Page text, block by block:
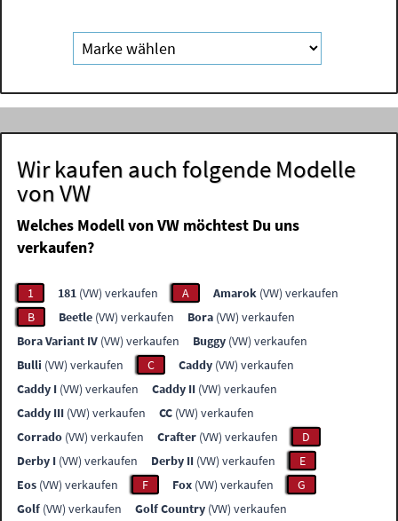
Wir kaufen auch folgende Modelle
von VW
Welches Modell von VW möchtest Du uns
verkaufen?
1 181 (VW) verkaufen A Amarok (VW) verkaufen
B
Beetle (VW) verkaufen Bora (VW) verkaufen
Bora Variant IV (VW) verkaufen Buggy (VW) verkaufen
Bulli (VW) verkaufen C Caddy (VW) verkaufen
Caddy I (VW) verkaufen Caddy II (VW) verkaufen
Caddy III (VW) verkaufen CC (VW) verkaufen
Corrado (VW) verkaufen Crafter (VW) verkaufen
D
Derby I (VW) verkaufen Derby II (VW) verkaufen
E
Eos (VW) verkaufen F Fox (VW) verkaufen
G
Golf (VW) verkaufen Golf Country (VW) verkaufen